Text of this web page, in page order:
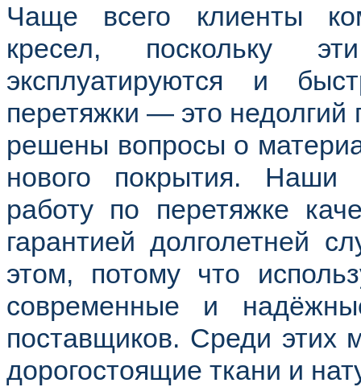
Чаще всего клиенты
кресел, поскольку
эксплуатируются и
перетяжки — это недолгий
решены вопросы о
нового покрытия. Наши
работу по перетяжке
гарантией долголетней
этом, потому что
современные и
поставщиков. Среди этих
дорогостоящие ткани и